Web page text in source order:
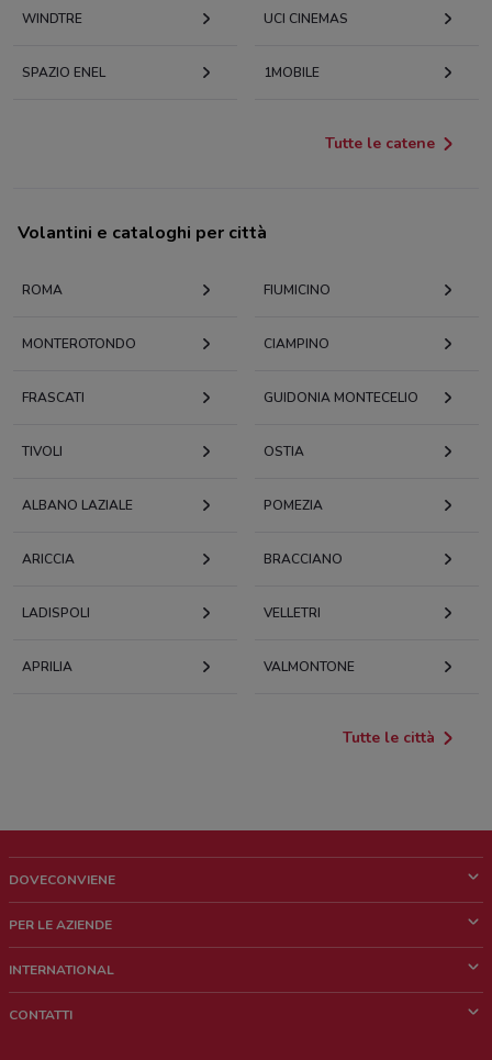
WINDTRE UCI CINEMAS
SPAZIO ENEL 1MOBILE
Tutte le catene
Volantini e cataloghi per città
ROMA FIUMICINO
MONTEROTONDO CIAMPINO
FRASCATI GUIDONIA MONTECELIO
TIVOLI OSTIA
ALBANO LAZIALE POMEZIA
ARICCIA BRACCIANO
LADISPOLI VELLETRI
APRILIA VALMONTONE
Tutte le città
DOVECONVIENE
Chi siamo
Lavora con noi
PER LE AZIENDE
Richieste commerciali e marketing
INTERNATIONAL
CONTATTI